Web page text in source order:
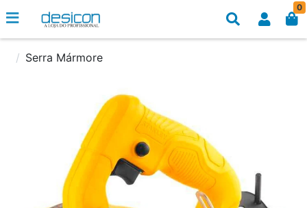
0
Serra Mármore